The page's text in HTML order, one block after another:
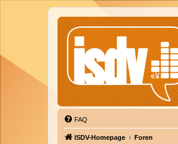
FAQ
ISDV-Homepage Foren